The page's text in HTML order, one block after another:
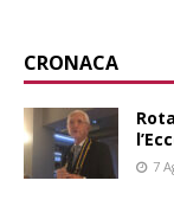
CRONACA
7